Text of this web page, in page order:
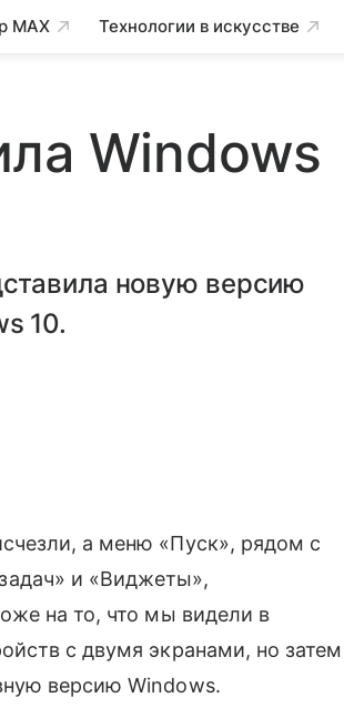
MAX Технологии в искусстве
Windows
новую версию
10.
а меню «Пуск», рядом с
и «Виджеты»,
на то, что мы видели в
с двумя экранами, но затем
версию Windows.